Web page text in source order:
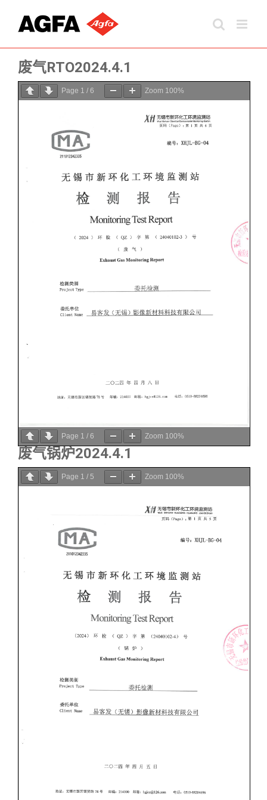
容
废气RTO2024.4.1
Page 1 / 6 Zoom 100%
Page 1 / 6 Zoom 100%
废气锅炉2024.4.1
Page 1 / 5 Zoom 100%